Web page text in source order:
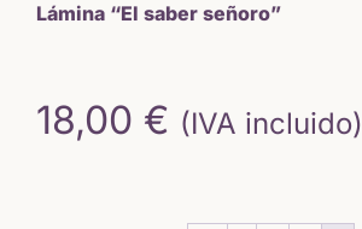
Lámina “El saber señoro”
18,00 € (IVA incluido)